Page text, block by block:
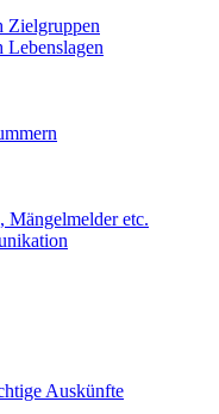
Zielgruppen
Lebenslagen
Mängelmelder etc.
Auskünfte